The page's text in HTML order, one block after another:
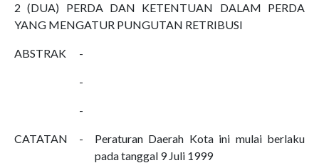
2 (DUA) PERDA DAN KETENTUAN DALAM PERDA
YANG MENGATUR PUNGUTAN RETRIBUSI
ABSTRAK -
-
-
CATATAN -
Peraturan Daerah Kota ini mulai berlaku
pada tanggal 9 Juli 1999